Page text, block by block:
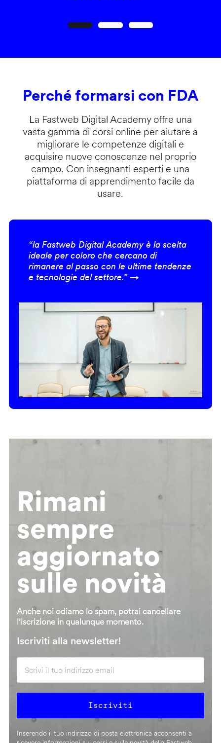
Perché formarsi con FDA
La Fastweb Digital Academy offre una
vasta gamma di corsi online per aiutare a
migliorare le competenze digitali e
acquisire nuove conoscenze nel proprio
campo. Con insegnanti esperti e una
piattaforma di apprendimento facile da
usare.
“la Fastweb Digital Academy è la scelta
ideale per coloro che cercano di
rimanere al passo con le ultime tendenze
e tecnologie del settore.” →
Rimani
sempre
aggiornato
sulle novità
Anche noi odiamo lo spam, potrai cancellare
l’iscrizione in qualunque momento.
Iscriviti alla newsletter!
Inserendo il tuo indirizzo di posta elettronica acconsenti a